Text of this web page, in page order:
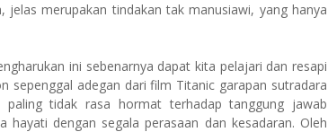
merupakan tindakan tak manusiawi, yang hanya
ini sebenarnya dapat kita pelajari dan resapi
sepenggal adegan dari film Titanic garapan sutradara
tidak rasa hormat terhadap tang­gung jawab
dengan segala perasaan dan kesadaran. Oleh